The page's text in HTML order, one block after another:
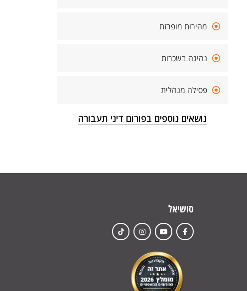
מהירות מופרזת
נהיגה בשכרות
פסילה מנהלית
נושאים נוספים בפורום דיני תעבורה
סושיאל